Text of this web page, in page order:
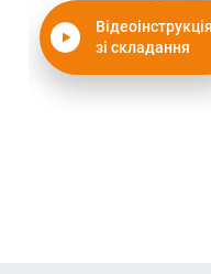
Відеоінструкція
зі складання